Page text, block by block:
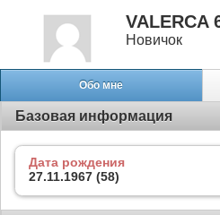
VALERCA
Новичок
Обо мне
Базовая информация
Дата рождения
27.11.1967 (58)